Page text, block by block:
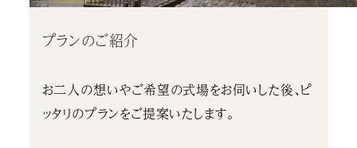
プランのご紹介
お二人の想いやご希望の式場をお伺いした後、ピ
ッタリのプランをご提案いたします。